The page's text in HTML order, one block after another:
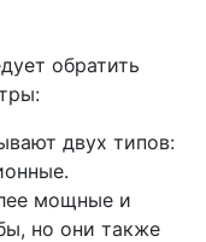
обратить
двух типов:
мощные и
но они также